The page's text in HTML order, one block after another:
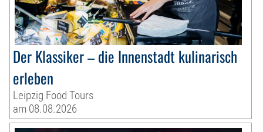
Der Klassiker – die Innenstadt kulinarisch
erleben
Leipzig Food Tours
am 08.08.2026